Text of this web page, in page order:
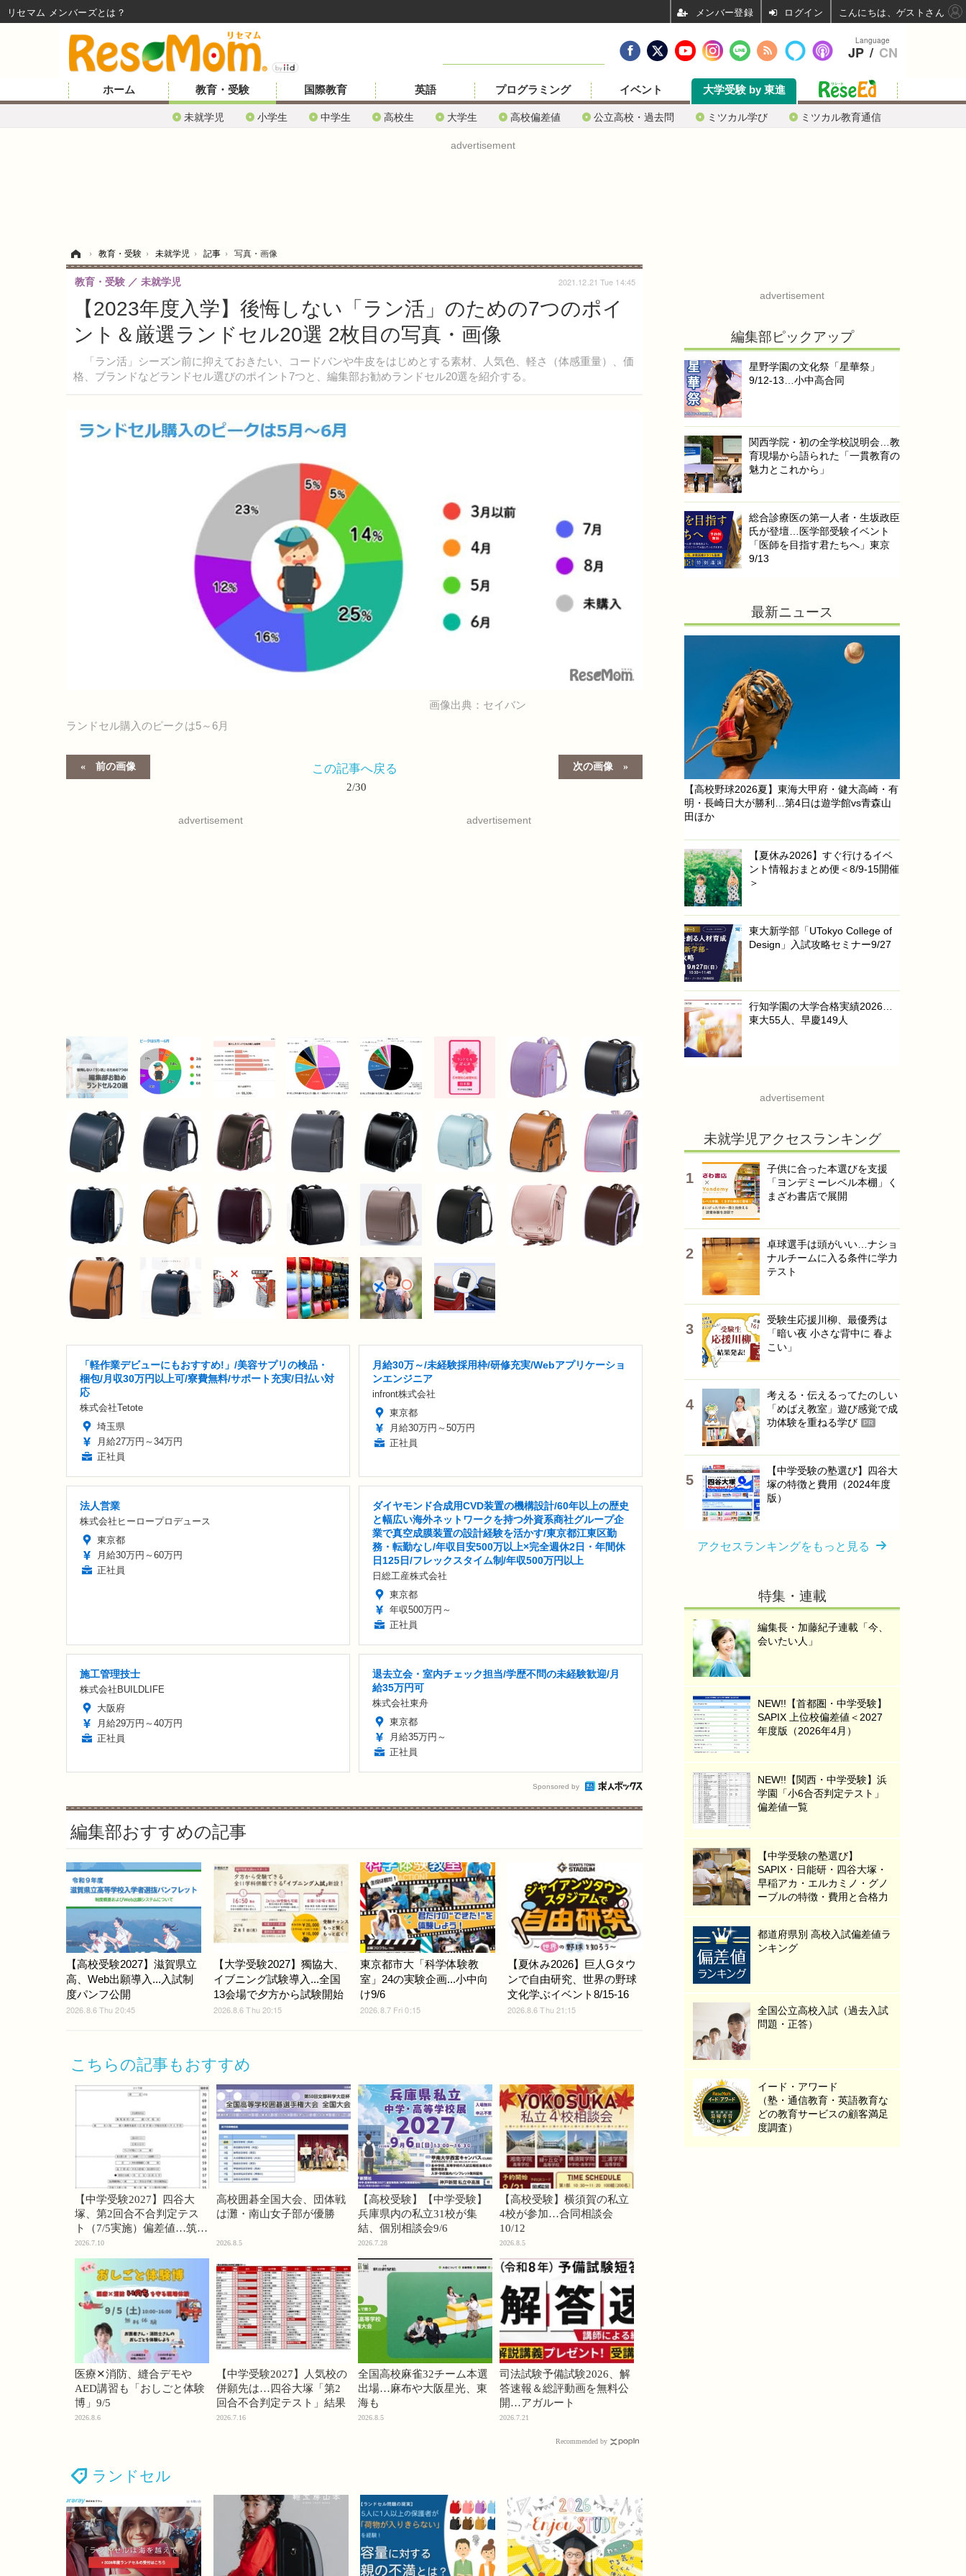
ホーム 教育・受験
未就学児 小学生 中学生 高校生 大学生 高校偏差値 公立高校・過去問 ミツカル学び ミツカル教育通信
国際教育 英語 プログラミング イベント 大学受験 by 東進
advertisement
› 教育・受験 › 未就学児 › 記事 › 写真・画像
【2023年度入学】後悔しない「ラン活」のための7つのポイ
ント＆厳選ランドセル20選 2枚目の写真・画像
「ラン活」シーズン前に抑えておきたい、コードバンや牛皮をはじめとする素材、人気色、軽さ（体感重量）、価
格、ブランドなどランドセル選びのポイント7つと、編集部お勧めランドセル20選を紹介する。
教育・受験 未就学児 2021.12.21 Tue 14:45
画像出典：セイバン
ランドセル購入のピークは5～6月
前の画像 次の画像
この記事へ戻る
2/30
advertisement advertisement
「軽作業デビューにもおすすめ!」/美容サプリの検品・
梱包/月収30万円以上可/寮費無料/サポート充実/日払い対
応
株式会社Tetote
埼玉県
月給27万円～34万円
正社員
月給30万～/未経験採用枠/研修充実/Webアプリケーショ
ンエンジニア
infront株式会社
東京都
月給30万円～50万円
正社員
法人営業
株式会社ヒーロープロデュース
東京都
月給30万円～60万円
正社員
ダイヤモンド合成用CVD装置の機構設計/60年以上の歴史
と幅広い海外ネットワークを持つ外資系商社グループ企
業で真空成膜装置の設計経験を活かす/東京都江東区勤
務・転勤なし/年収目安500万以上×完全週休2日・年間休
日125日/フレックスタイム制/年収500万円以上
日総工産株式会社
東京都
年収500万円～
正社員
施工管理技士
株式会社BUILDLIFE
大阪府
月給29万円～40万円
正社員
退去立会・室内チェック担当/学歴不問の未経験歓迎/月
給35万円可
株式会社東舟
東京都
月給35万円～
正社員
Sponsored by
編集部おすすめの記事
【高校受験2027】滋賀県立
高、Web出願導入...入試制
度パンフ公開
2026.8.6 Thu 20:45
【大学受験2027】獨協大、
イブニング試験導入...全国
13会場で夕方から試験開始
2026.8.6 Thu 20:15
東京都市大「科学体験教
室」24の実験企画...小中向
け9/6
2026.8.7 Fri 0:15
【夏休み2026】巨人Gタウ
ンで自由研究、世界の野球
文化学ぶイベント8/15-16
2026.8.6 Thu 21:15
こちらの記事もおすすめ
【中学受験2027】四谷大
塚、第2回合不合判定テス
ト（7/5実施）偏差値…筑駒
74・桜蔭70＜PR＞
2026.7.10
高校囲碁全国大会、団体戦
は灘・南山女子部が優勝
2026.8.5
【高校受験】【中学受験】
兵庫県内の私立31校が集
結、個別相談会9/6
2026.7.28
【高校受験】横須賀の私立
4校が参加…合同相談会
10/12
2026.8.5
医療✕消防、縫合デモや
AED講習も「おしごと体験
博」9/5
2026.8.6
【中学受験2027】人気校の
併願先は…四谷大塚「第2
回合不合判定テスト」結果
2026.7.16
全国高校麻雀32チーム本選
出場…麻布や大阪星光、東
海も
2026.8.5
司法試験予備試験2026、解
答速報＆総評動画を無料公
開…アガルート
2026.7.21
Recommended by
ランドセル
advertisement
編集部ピックアップ
星野学園の文化祭「星華祭」
9/12-13…小中高合同
関西学院・初の全学校説明会…教
育現場から語られた「一貫教育の
魅力とこれから」
総合診療医の第一人者・生坂政臣
氏が登壇…医学部受験イベント
「医師を目指す君たちへ」東京
9/13
最新ニュース
【高校野球2026夏】東海大甲府・健大高崎・有
明・長崎日大が勝利…第4日は遊学館vs青森山
田ほか
【夏休み2026】すぐ行けるイベ
ント情報おまとめ便＜8/9-15開催
＞
東大新学部「UTokyo College of
Design」入試攻略セミナー9/27
行知学園の大学合格実績2026…
東大55人、早慶149人
advertisement
未就学児アクセスランキング
子供に合った本選びを支援
「ヨンデミーレベル本棚」く
まざわ書店で展開
卓球選手は頭がいい…ナショ
ナルチームに入る条件に学力
テスト
受験生応援川柳、最優秀は
「暗い夜 小さな背中に 春よ
こい」
考える・伝えるってたのしい
「めばえ教室」遊び感覚で成
功体験を重ねる学び
PR
【中学受験の塾選び】四谷大
塚の特徴と費用（2024年度
版）
アクセスランキングをもっと見る
特集・連載
編集長・加藤紀子連載「今、
会いたい人」
NEW!!【首都圏・中学受験】
SAPIX 上位校偏差値＜2027
年度版（2026年4月）
NEW!!【関西・中学受験】浜
学園「小6合否判定テスト」
偏差値一覧
【中学受験の塾選び】
SAPIX・日能研・四谷大塚・
早稲アカ・エルカミノ・グノ
ーブルの特徴・費用と合格力
都道府県別 高校入試偏差値ラ
ンキング
全国公立高校入試（過去入試
問題・正答）
イード・アワード
（塾・通信教育・英語教育な
どの教育サービスの顧客満足
度調査）
Language
JP / CN
リセマム メンバーズ ログイン こんにちは、ゲストさん